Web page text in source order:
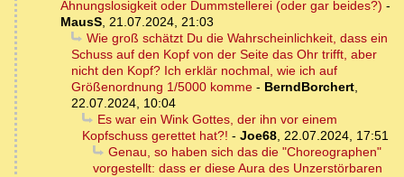
Ahnungslosigkeit oder Dummstellerei (oder gar beides?) -
MausS, 21.07.2024, 21:03
Wie groß schätzt Du die Wahrscheinlichkeit, dass ein
Schuss auf den Kopf von der Seite das Ohr trifft, aber
nicht den Kopf? Ich erklär nochmal, wie ich auf
Größenordnung 1/5000 komme - BerndBorchert,
22.07.2024, 10:04
Es war ein Wink Gottes, der ihn vor einem
Kopfschuss gerettet hat?! - Joe68, 22.07.2024, 17:51
Genau, so haben sich das die "Choreographen"
vorgestellt: dass er diese Aura des Unzerstörbaren